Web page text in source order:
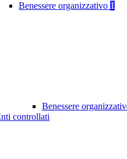
Benessere organizzativo 1
Benessere
controllati